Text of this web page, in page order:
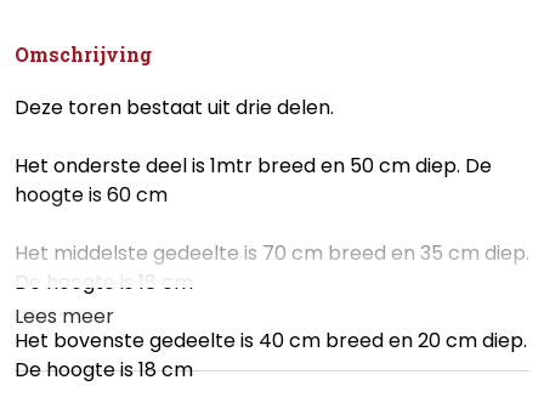
Omschrijving
Deze toren bestaat uit drie delen.
Het onderste deel is 1mtr breed en 50 cm diep. De
hoogte is 60 cm
Het middelste gedeelte is 70 cm breed en 35 cm diep.
De hoogte is 18 cm
Het bovenste gedeelte is 40 cm breed en 20 cm diep.
De hoogte is 18 cm
Lees meer